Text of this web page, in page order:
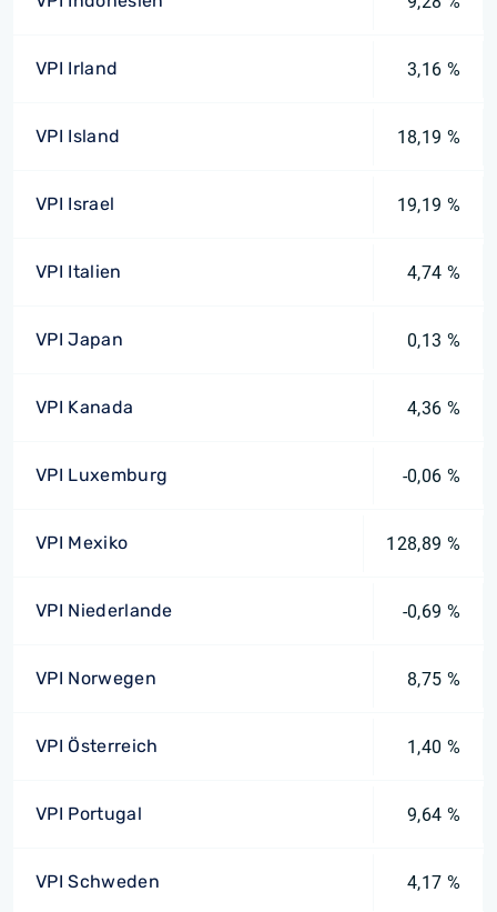
VPI Irland 3,16 %
VPI Island 18,19 %
VPI Israel 19,19 %
VPI Italien 4,74 %
VPI Japan 0,13 %
VPI Kanada 4,36 %
VPI Luxemburg -0,06 %
VPI Mexiko 128,89 %
VPI Niederlande -0,69 %
VPI Norwegen 8,75 %
VPI Österreich 1,40 %
VPI Portugal 9,64 %
VPI Schweden 4,17 %